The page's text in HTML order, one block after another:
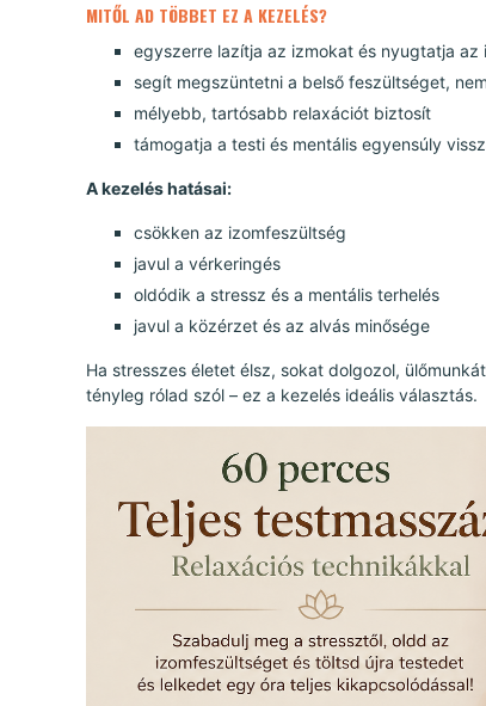
MITŐL AD TÖBBET EZ A KEZELÉS?
egyszerre lazítja az izmokat és nyugtatja az
segít megszüntetni a belső feszültséget,
mélyebb, tartósabb relaxációt biztosít
támogatja a testi és mentális egyensúly
A kezelés hatásai:
csökken az izomfeszültség
javul a vérkeringés
oldódik a stressz és a mentális terhelés
javul a közérzet és az alvás minősége
Ha stresszes életet élsz, sokat dolgozol,
tényleg rólad szól – ez a kezelés ideális választás.